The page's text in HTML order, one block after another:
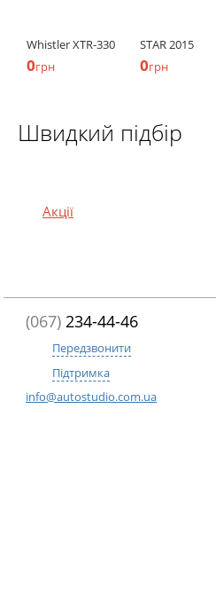
Whistler XTR-330
0грн
STAR 2015
0грн
Швидкий підбір
Акції
(067) 234-44-46
Передзвонити
Підтримка
info@autostudio.com.ua